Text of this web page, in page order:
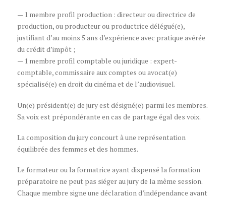
— 1 membre profil production : directeur ou directrice de
production, ou producteur ou productrice délégué(e),
justifiant d’au moins 5 ans d’expérience avec pratique avérée
du crédit d’impôt ;
— 1 membre profil comptable ou juridique : expert-
comptable, commissaire aux comptes ou avocat(e)
spécialisé(e) en droit du cinéma et de l’audiovisuel.
Un(e) président(e) de jury est désigné(e) parmi les membres.
Sa voix est prépondérante en cas de partage égal des voix.
La composition du jury concourt à une représentation
équilibrée des femmes et des hommes.
Le formateur ou la formatrice ayant dispensé la formation
préparatoire ne peut pas siéger au jury de la même session.
Chaque membre signe une déclaration d’indépendance avant